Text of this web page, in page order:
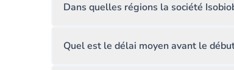
Dans quelles régions la société
Quel est le délai moyen avant le